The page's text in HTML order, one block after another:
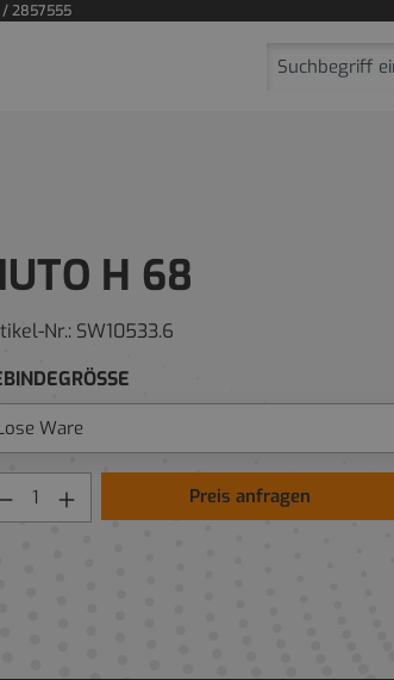
/ 2857555
H 68
Nr.: SW10533.6
Preis anfragen